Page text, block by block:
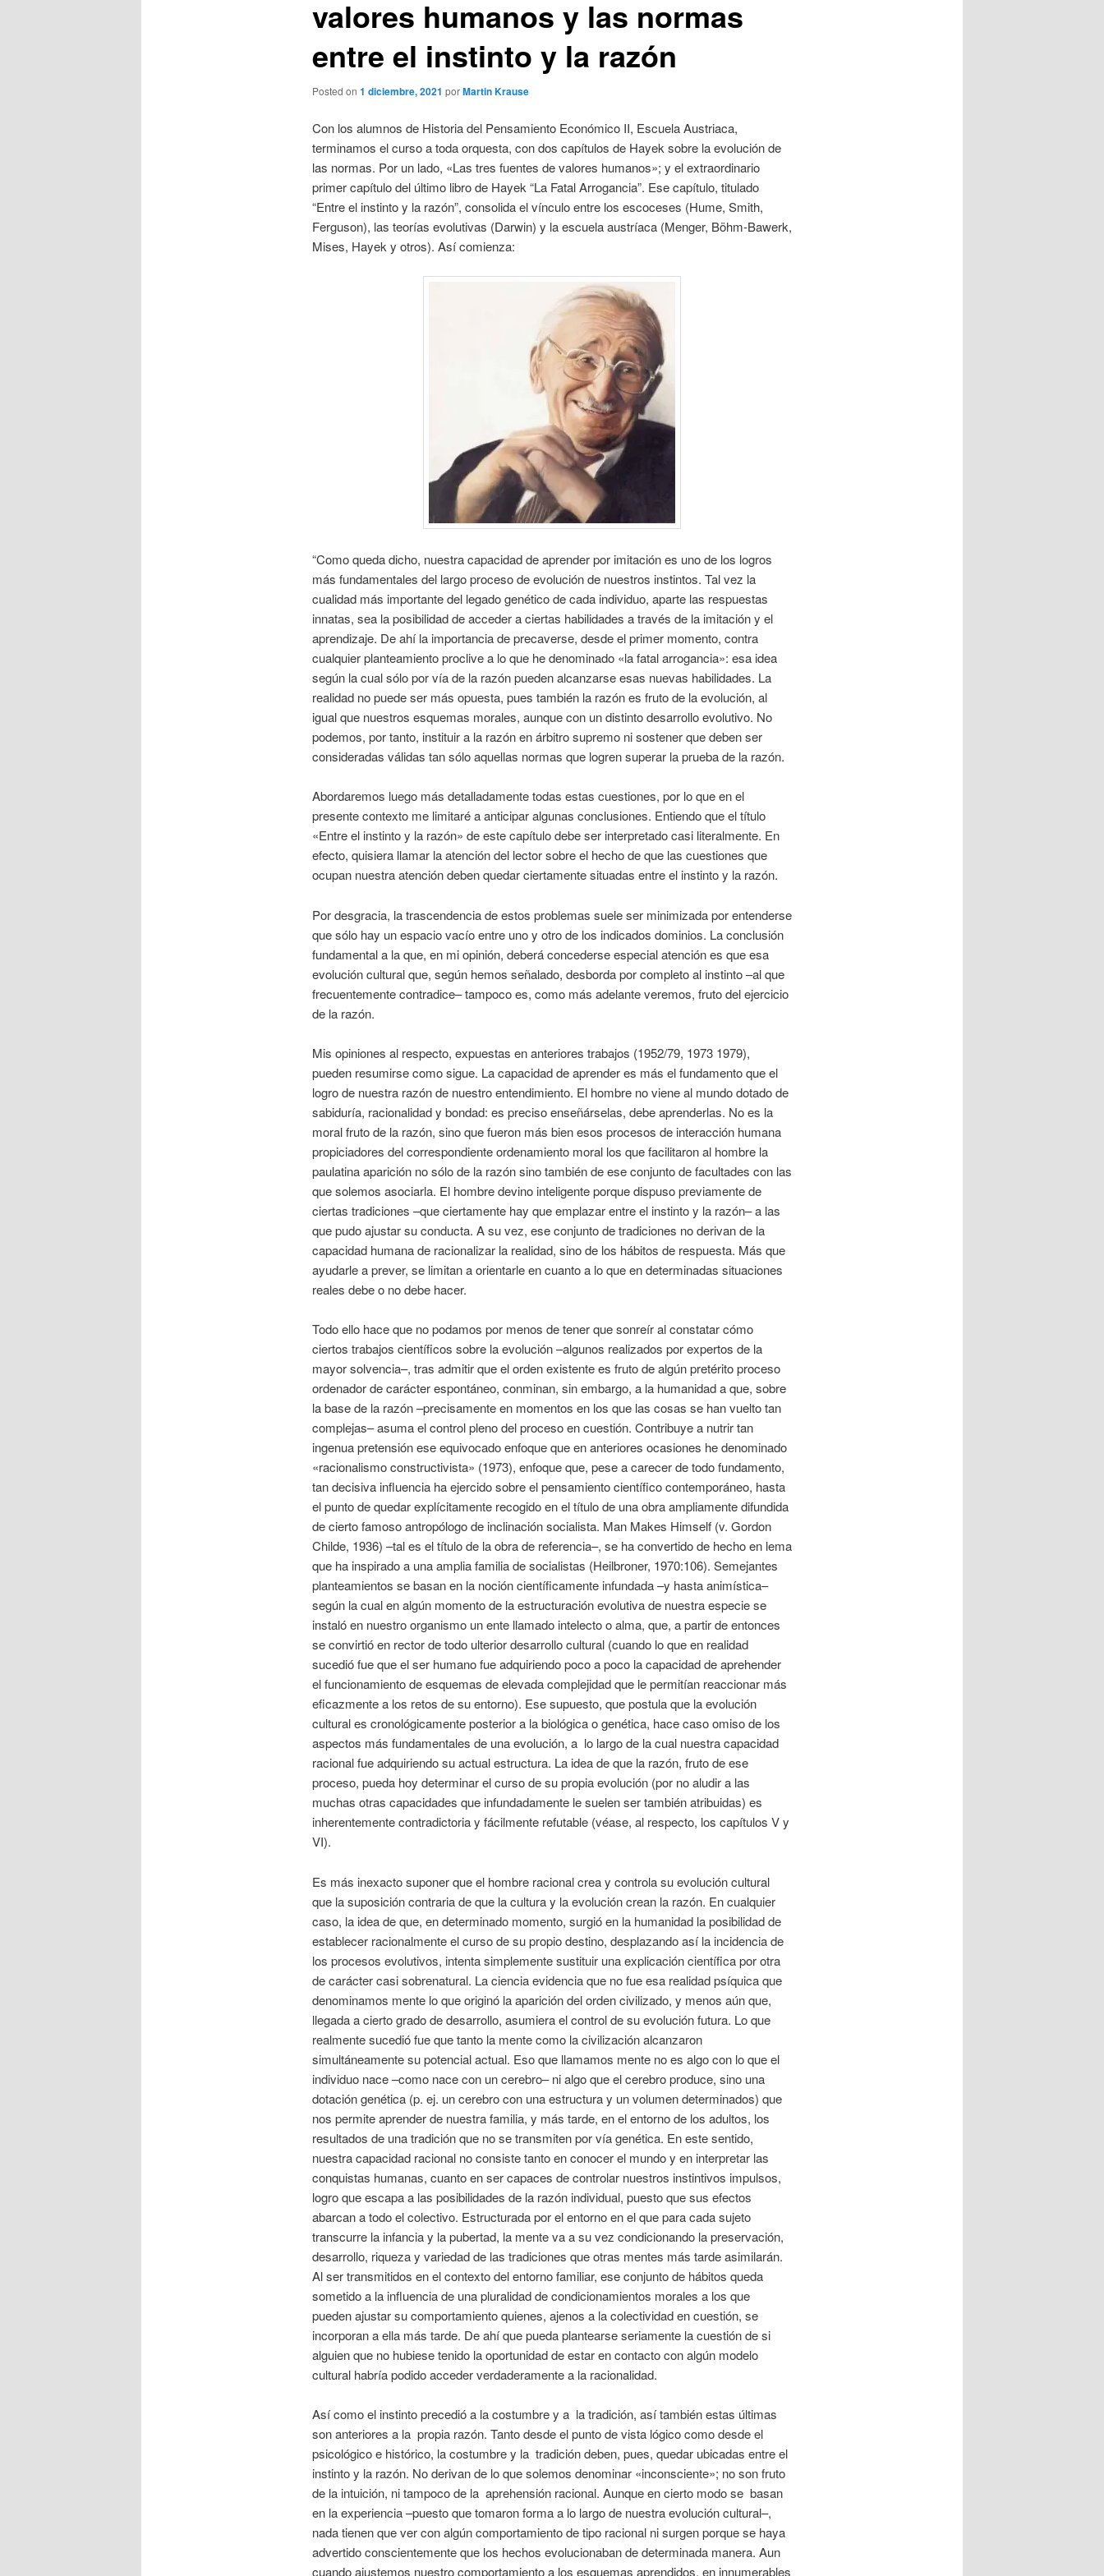
valores humanos y las normas
entre el instinto y la razón
Posted on 1 diciembre, 2021 porMartin Krause
Con los alumnos de Historia del Pensamiento Económico II, Escuela Austriaca,
terminamos el curso a toda orquesta, con dos capítulos de Hayek sobre la evolución de
las normas. Por un lado, «Las tres fuentes de valores humanos»; y el extraordinario
primer capítulo del último libro de Hayek “La Fatal Arrogancia”. Ese capítulo, titulado
“Entre el instinto y la razón”, consolida el vínculo entre los escoceses (Hume, Smith,
Ferguson), las teorías evolutivas (Darwin) y la escuela austríaca (Menger, Böhm-Bawerk,
Mises, Hayek y otros). Así comienza:
“Como queda dicho, nuestra capacidad de aprender por imitación es uno de los logros
más fundamentales del largo proceso de evolución de nuestros instintos. Tal vez la
cualidad más importante del legado genético de cada individuo, aparte las respuestas
innatas, sea la posibilidad de acceder a ciertas habilidades a través de la imitación y el
aprendizaje. De ahí la importancia de precaverse, desde el primer momento, contra
cualquier planteamiento proclive a lo que he denominado «la fatal arrogancia»: esa idea
según la cual sólo por vía de la razón pueden alcanzarse esas nuevas habilidades. La
realidad no puede ser más opuesta, pues también la razón es fruto de la evolución, al
igual que nuestros esquemas morales, aunque con un distinto desarrollo evolutivo. No
podemos, por tanto, instituir a la razón en árbitro supremo ni sostener que deben ser
consideradas válidas tan sólo aquellas normas que logren superar la prueba de la razón.
Abordaremos luego más detalladamente todas estas cuestiones, por lo que en el
presente contexto me limitaré a anticipar algunas conclusiones. Entiendo que el título
«Entre el instinto y la razón» de este capítulo debe ser interpretado casi literalmente. En
efecto, quisiera llamar la atención del lector sobre el hecho de que las cuestiones que
ocupan nuestra atención deben quedar ciertamente situadas entre el instinto y la razón.
Por desgracia, la trascendencia de estos problemas suele ser minimizada por entenderse
que sólo hay un espacio vacío entre uno y otro de los indicados dominios. La conclusión
fundamental a la que, en mi opinión, deberá concederse especial atención es que esa
evolución cultural que, según hemos señalado, desborda por completo al instinto –al que
frecuentemente contradice– tampoco es, como más adelante veremos, fruto del ejercicio
de la razón.
Mis opiniones al respecto, expuestas en anteriores trabajos (1952/79, 1973 1979),
pueden resumirse como sigue. La capacidad de aprender es más el fundamento que el
logro de nuestra razón de nuestro entendimiento. El hombre no viene al mundo dotado de
sabiduría, racionalidad y bondad: es preciso enseñárselas, debe aprenderlas. No es la
moral fruto de la razón, sino que fueron más bien esos procesos de interacción humana
propiciadores del correspondiente ordenamiento moral los que facilitaron al hombre la
paulatina aparición no sólo de la razón sino también de ese conjunto de facultades con las
que solemos asociarla. El hombre devino inteligente porque dispuso previamente de
ciertas tradiciones –que ciertamente hay que emplazar entre el instinto y la razón– a las
que pudo ajustar su conducta. A su vez, ese conjunto de tradiciones no derivan de la
capacidad humana de racionalizar la realidad, sino de los hábitos de respuesta. Más que
ayudarle a prever, se limitan a orientarle en cuanto a lo que en determinadas situaciones
reales debe o no debe hacer.
Todo ello hace que no podamos por menos de tener que sonreír al constatar cómo
ciertos trabajos científicos sobre la evolución –algunos realizados por expertos de la
mayor solvencia–, tras admitir que el orden existente es fruto de algún pretérito proceso
ordenador de carácter espontáneo, conminan, sin embargo, a la humanidad a que, sobre
la base de la razón –precisamente en momentos en los que las cosas se han vuelto tan
complejas– asuma el control pleno del proceso en cuestión. Contribuye a nutrir tan
ingenua pretensión ese equivocado enfoque que en anteriores ocasiones he denominado
«racionalismo constructivista» (1973), enfoque que, pese a carecer de todo fundamento,
tan decisiva influencia ha ejercido sobre el pensamiento científico contemporáneo, hasta
el punto de quedar explícitamente recogido en el título de una obra ampliamente difundida
de cierto famoso antropólogo de inclinación socialista. Man Makes Himself (v. Gordon
Childe, 1936) –tal es el título de la obra de referencia–, se ha convertido de hecho en lema
que ha inspirado a una amplia familia de socialistas (Heilbroner, 1970:106). Semejantes
planteamientos se basan en la noción científicamente infundada –y hasta animística–
según la cual en algún momento de la estructuración evolutiva de nuestra especie se
instaló en nuestro organismo un ente llamado intelecto o alma, que, a partir de entonces
se convirtió en rector de todo ulterior desarrollo cultural (cuando lo que en realidad
sucedió fue que el ser humano fue adquiriendo poco a poco la capacidad de aprehender
el funcionamiento de esquemas de elevada complejidad que le permitían reaccionar más
eficazmente a los retos de su entorno). Ese supuesto, que postula que la evolución
cultural es cronológicamente posterior a la biológica o genética, hace caso omiso de los
aspectos más fundamentales de una evolución, a lo largo de la cual nuestra capacidad
racional fue adquiriendo su actual estructura. La idea de que la razón, fruto de ese
proceso, pueda hoy determinar el curso de su propia evolución (por no aludir a las
muchas otras capacidades que infundadamente le suelen ser también atribuidas) es
inherentemente contradictoria y fácilmente refutable (véase, al respecto, los capítulos V y
VI).
Es más inexacto suponer que el hombre racional crea y controla su evolución cultural
que la suposición contraria de que la cultura y la evolución crean la razón. En cualquier
caso, la idea de que, en determinado momento, surgió en la humanidad la posibilidad de
establecer racionalmente el curso de su propio destino, desplazando así la incidencia de
los procesos evolutivos, intenta simplemente sustituir una explicación científica por otra
de carácter casi sobrenatural. La ciencia evidencia que no fue esa realidad psíquica que
denominamos mente lo que originó la aparición del orden civilizado, y menos aún que,
llegada a cierto grado de desarrollo, asumiera el control de su evolución futura. Lo que
realmente sucedió fue que tanto la mente como la civilización alcanzaron
simultáneamente su potencial actual. Eso que llamamos mente no es algo con lo que el
individuo nace –como nace con un cerebro– ni algo que el cerebro produce, sino una
dotación genética (p. ej. un cerebro con una estructura y un volumen determinados) que
nos permite aprender de nuestra familia, y más tarde, en el entorno de los adultos, los
resultados de una tradición que no se transmiten por vía genética. En este sentido,
nuestra capacidad racional no consiste tanto en conocer el mundo y en interpretar las
conquistas humanas, cuanto en ser capaces de controlar nuestros instintivos impulsos,
logro que escapa a las posibilidades de la razón individual, puesto que sus efectos
abarcan a todo el colectivo. Estructurada por el entorno en el que para cada sujeto
transcurre la infancia y la pubertad, la mente va a su vez condicionando la preservación,
desarrollo, riqueza y variedad de las tradiciones que otras mentes más tarde asimilarán.
Al ser transmitidos en el contexto del entorno familiar, ese conjunto de hábitos queda
sometido a la influencia de una pluralidad de condicionamientos morales a los que
pueden ajustar su comportamiento quienes, ajenos a la colectividad en cuestión, se
incorporan a ella más tarde. De ahí que pueda plantearse seriamente la cuestión de si
alguien que no hubiese tenido la oportunidad de estar en contacto con algún modelo
cultural habría podido acceder verdaderamente a la racionalidad.
Así como el instinto precedió a la costumbre y a la tradición, así también estas últimas
son anteriores a la propia razón. Tanto desde el punto de vista lógico como desde el
psicológico e histórico, la costumbre y la tradición deben, pues, quedar ubicadas entre el
instinto y la razón. No derivan de lo que solemos denominar «inconsciente»; no son fruto
de la intuición, ni tampoco de la aprehensión racional. Aunque en cierto modo se basan
en la experiencia –puesto que tomaron forma a lo largo de nuestra evolución cultural–,
nada tienen que ver con algún comportamiento de tipo racional ni surgen porque se haya
advertido conscientemente que los hechos evolucionaban de determinada manera. Aun
cuando ajustemos nuestro comportamiento a los esquemas aprendidos, en innumerables